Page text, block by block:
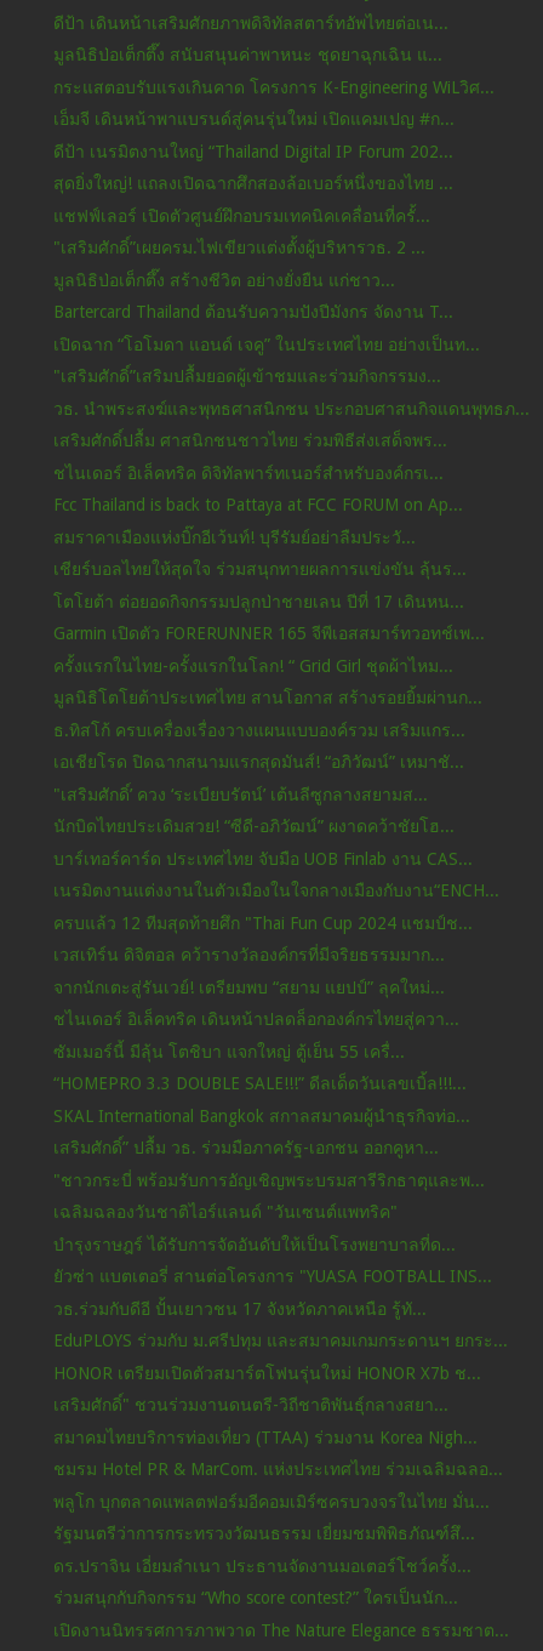
ดีป้า เดินหน้าเสริมศักยภาพดิจิทัลสตาร์ทอัพไทยต่อเน...
มูลนิธิป่อเต็กตึ๊ง สนับสนุนค่าพาหนะ ชุดยาฉุกเฉิน แ...
กระแสตอบรับแรงเกินคาด โครงการ K-Engineering WiLวิศ...
เอ็มจี เดินหน้าพาแบรนด์สู่คนรุ่นใหม่ เปิดแคมเปญ #ก...
ดีป้า เนรมิตงานใหญ่ “Thailand Digital IP Forum 202...
สุดยิ่งใหญ่! แถลงเปิดฉากศึกสองล้อเบอร์หนึ่งของไทย ...
แชฟฟ์เลอร์ เปิดตัวศูนย์ฝึกอบรมเทคนิคเคลื่อนที่ครั้...
"เสริมศักดิ์”เผยครม.ไฟเขียวแต่งตั้งผู้บริหารวธ. 2 ...
มูลนิธิป่อเต็กตึ๊ง สร้างชีวิต อย่างยั่งยืน แก่ชาว...
Bartercard Thailand ต้อนรับความปังปีมังกร จัดงาน T...
เปิดฉาก “โอโมดา แอนด์ เจคู” ในประเทศไทย อย่างเป็นท...
"เสริมศักดิ์”เสริมปลื้มยอดผู้เข้าชมและร่วมกิจกรรมง...
วธ. นำพระสงฆ์และพุทธศาสนิกชน ประกอบศาสนกิจแดนพุทธภ...
เสริมศักดิ์ปลื้ม ศาสนิกชนชาวไทย ร่วมพิธีส่งเสด็จพร...
ชไนเดอร์ อิเล็คทริค ดิจิทัลพาร์ทเนอร์สำหรับองค์กรเ...
Fcc Thailand is back to Pattaya at FCC FORUM on Ap...
สมราคาเมืองแห่งบิ๊กอีเว้นท์! บุรีรัมย์อย่าลืมประวั...
เชียร์บอลไทยให้สุดใจ ร่วมสนุกทายผลการแข่งขัน ลุ้นร...
โตโยต้า ต่อยอดกิจกรรมปลูกป่าชายเลน ปีที่ 17 เดินหน...
Garmin เปิดตัว FORERUNNER 165 จีพีเอสสมาร์ทวอทช์เพ...
ครั้งแรกในไทย-ครั้งแรกในโลก! “ Grid Girl ชุดผ้าไหม...
มูลนิธิโตโยต้าประเทศไทย สานโอกาส สร้างรอยยิ้มผ่านก...
ธ.ทิสโก้ ครบเครื่องเรื่องวางแผนแบบองค์รวม เสริมแกร...
เอเชียโรด ปิดฉากสนามแรกสุดมันส์! “อภิวัฒน์” เหมาชั...
"เสริมศักดิ์’ ควง ‘ระเบียบรัตน์’ เต้นลีซูกลางสยามส...
นักบิดไทยประเดิมสวย! “ซีดี-อภิวัฒน์” ผงาดคว้าชัยโฮ...
บาร์เทอร์คาร์ด ประเทศไทย จับมือ UOB Finlab งาน CAS...
เนรมิตงานแต่งงานในตัวเมืองในใจกลางเมืองกับงาน“ENCH...
ครบแล้ว 12 ทีมสุดท้ายศึก "Thai Fun Cup 2024 แชมป์ช...
เวสเทิร์น ดิจิตอล คว้ารางวัลองค์กรที่มีจริยธรรมมาก...
จากนักเตะสู่รันเวย์! เตรียมพบ “สยาม แยปป์” ลุคใหม่...
ชไนเดอร์ อิเล็คทริค เดินหน้าปลดล็อกองค์กรไทยสู่ควา...
ซัมเมอร์นี้ มีลุ้น โตชิบา แจกใหญ่ ตู้เย็น 55 เครื่...
“HOMEPRO 3.3 DOUBLE SALE!!!” ดีลเด็ดวันเลขเบิ้ล!!!...
SKAL International Bangkok สกาลสมาคมผู้นำธุรกิจท่อ...
เสริมศักดิ์” ปลื้ม วธ. ร่วมมือภาครัฐ-เอกชน ออกคูหา...
"ชาวกระบี่ พร้อมรับการอัญเชิญพระบรมสารีริกธาตุและพ...
เฉลิมฉลองวันชาติไอร์แลนด์ "วันเซนต์แพทริค"
บำรุงราษฎร์ ได้รับการจัดอันดับให้เป็นโรงพยาบาลที่ด...
ยัวซ่า แบตเตอรี่ สานต่อโครงการ "YUASA FOOTBALL INS...
วธ.ร่วมกับดีอี ปั้นเยาวชน 17 จังหวัดภาคเหนือ รู้ทั...
EduPLOYS ร่วมกับ ม.ศรีปทุม และสมาคมเกมกระดานฯ ยกระ...
HONOR เตรียมเปิดตัวสมาร์ตโฟนรุ่นใหม่ HONOR X7b ช...
เสริมศักดิ์" ชวนร่วมงานดนตรี-วิถีชาติพันธุ์กลางสยา...
สมาคมไทยบริการท่องเที่ยว (TTAA) ร่วมงาน Korea Nigh...
ชมรม Hotel PR & MarCom. แห่งประเทศไทย ร่วมเฉลิมฉลอ...
พลูโก บุกตลาดแพลตฟอร์มอีคอมเมิร์ซครบวงจรในไทย มั่น...
รัฐมนตรีว่าการกระทรวงวัฒนธรรม เยี่ยมชมพิพิธภัณฑ์สึ...
ดร.ปราจิน เอี่ยมลำเนา ประธานจัดงานมอเตอร์โชว์ครั้ง...
ร่วมสนุกกับกิจกรรม “Who score contest?” ใครเป็นนัก...
เปิดงานนิทรรศการภาพวาด The Nature Elegance ธรรมชาต...